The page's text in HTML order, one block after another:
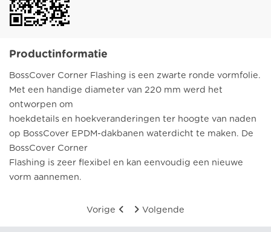
Productinformatie
BossCover Corner Flashing is een zwarte ronde vormfolie.
Met een handige diameter van 220 mm werd het
ontworpen om
hoekdetails en hoekveranderingen ter hoogte van naden
op BossCover EPDM-dakbanen waterdicht te maken. De
BossCover Corner
Flashing is zeer flexibel en kan eenvoudig een nieuwe
vorm aannemen.
Vorige Volgende